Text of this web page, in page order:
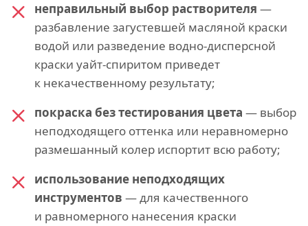
неправильный выбор растворителя —
разбавление загустевшей масляной краски
водой или разведение водно-дисперсной
краски уайт-спиритом приведет
к некачественному результату;
покраска без тестирования цвета — выбор
неподходящего оттенка или неравномерно
размешанный колер испортит всю работу;
использование неподходящих
инструментов — для качественного
и равномерного нанесения краски